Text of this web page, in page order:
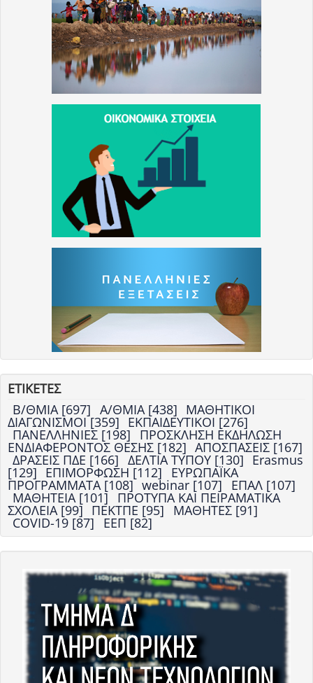
ΕΤΙΚΕΤΕΣ
Β/ΘΜΙΑ [697] Α/ΘΜΙΑ [438] ΜΑΘΗΤΙΚΟΙ
ΔΙΑΓΩΝΙΣΜΟΙ [359] ΕΚΠΑΙΔΕΥΤΙΚΟΙ [276]
ΠΑΝΕΛΛΗΝΙΕΣ [198] ΠΡΟΣΚΛΗΣΗ ΕΚΔΗΛΩΣΗ
ΕΝΔΙΑΦΕΡΟΝΤΟΣ ΘΕΣΗΣ [182] ΑΠΟΣΠΑΣΕΙΣ [167]
ΔΡΑΣΕΙΣ ΠΔΕ [166] ΔΕΛΤΙΑ ΤΥΠΟΥ [130] Erasmus
[129] ΕΠΙΜΟΡΦΩΣΗ [112] ΕΥΡΩΠΑΪΚΑ
ΠΡΟΓΡΑΜΜΑΤΑ [108] webinar [107] ΕΠΑΛ [107]
ΜΑΘΗΤΕΙΑ [101] ΠΡΟΤΥΠΑ ΚΑΙ ΠΕΙΡΑΜΑΤΙΚΑ
ΣΧΟΛΕΙΑ [99] ΠΕΚΤΠΕ [95] ΜΑΘΗΤΕΣ [91]
COVID-19 [87] ΕΕΠ [82]